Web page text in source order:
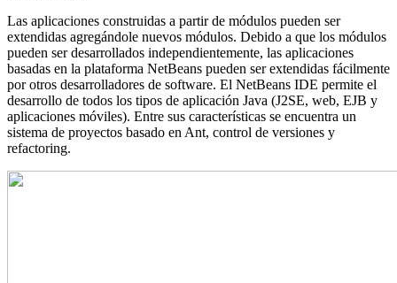
Las aplicaciones construidas a partir de módulos pueden ser
extendidas agregándole nuevos módulos. Debido a que los módulos
pueden ser desarrollados independientemente, las aplicaciones
basadas en la plataforma NetBeans pueden ser extendidas fácilmente
por otros desarrolladores de software. El NetBeans IDE permite el
desarrollo de todos los tipos de aplicación Java (J2SE, web, EJB y
aplicaciones móviles). Entre sus características se encuentra un
sistema de proyectos basado en Ant, control de versiones y
refactoring.